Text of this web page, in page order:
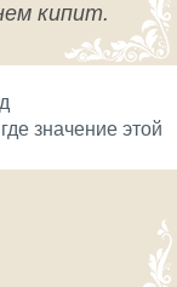
кипит.
значение этой